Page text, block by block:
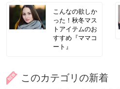
こんなの欲しか
った！秋冬マス
トアイテムのお
すすめ『ママコ
ート』
このカテゴリの新着